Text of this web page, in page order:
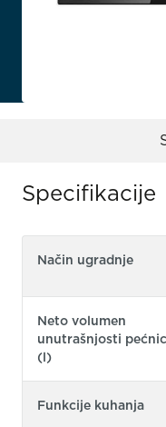
Specifikacije
Način ugradnje
Neto volumen
unutrašnjosti
(l)
Funkcije kuhanja